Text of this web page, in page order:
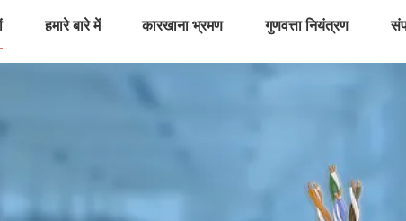
हमारे बारे में कारखाना भ्रमण गुणवत्ता नियंत्रण